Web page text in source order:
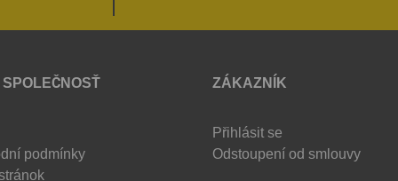
podmínky
ZÁKAZNÍK
Přihlásit se
Odstoupení od smlouvy